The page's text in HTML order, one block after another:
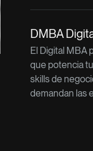
DMBA
El Digital MBA
que potencia
skills de
demandan las